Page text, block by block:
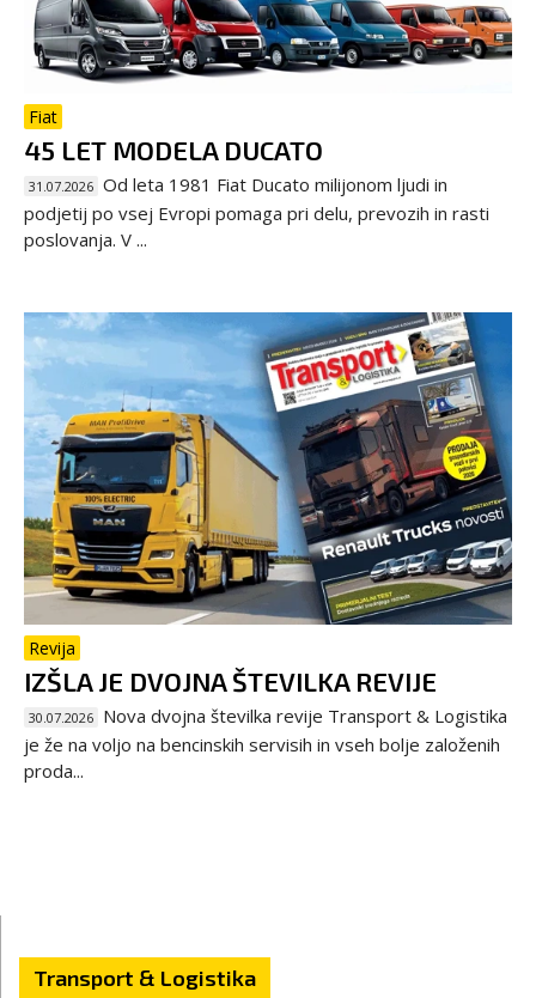
Fiat
45 LET MODELA DUCATO
31.07.2026 Od leta 1981 Fiat Ducato milijonom ljudi in
podjetij po vsej Evropi pomaga pri delu, prevozih in rasti
poslovanja. V ...
Revija
IZŠLA JE DVOJNA ŠTEVILKA REVIJE
30.07.2026 Nova dvojna številka revije Transport & Logistika
je že na voljo na bencinskih servisih in vseh bolje založenih
proda...
Transport & Logistika